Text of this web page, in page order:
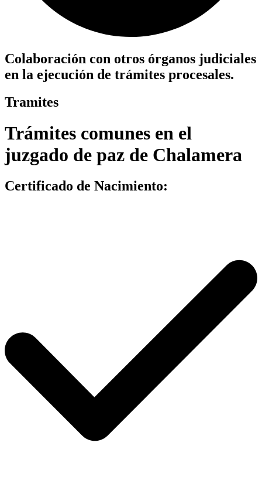
Colaboración con otros órganos judiciales
en la ejecución de trámites procesales.
Tramites
Trámites comunes en el
juzgado de paz de Chalamera
Certificado de Nacimiento: